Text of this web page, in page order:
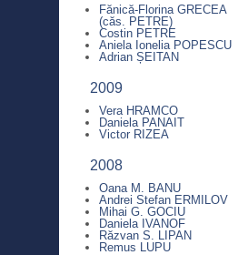
Fănică-Florina GRECEA
(căs. PETRE)
Costin PETRE
Aniela Ionelia POPESCU
Adrian ȘEITAN
2009
Vera HRAMCO
Daniela PANAIT
Victor RIZEA
2008
Oana M. BANU
Andrei Stefan ERMILOV
Mihai G. GOCIU
Daniela IVANOF
Răzvan S. LIPAN
Remus LUPU